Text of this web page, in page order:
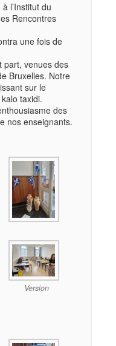
l’Institut du
Rencontres
une fois de
part, venues des
Bruxelles. Notre
sur le
taxidi.
des
nos enseignants.
Version